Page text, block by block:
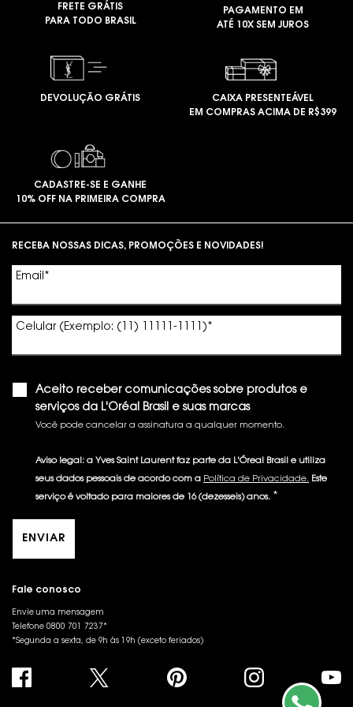
FRETE GRÁTIS
PARA TODO BRASIL
PAGAMENTO EM
ATÉ 10X SEM JUROS
DEVOLUÇÃO GRÁTIS
CAIXA PRESENTEÁVEL
EM COMPRAS ACIMA DE R$399
CADASTRE-SE E GANHE
10% OFF NA PRIMEIRA COMPRA
RECEBA NOSSAS DICAS, PROMOÇÕES E NOVIDADES!
Email *
Celular (Exemplo: (11) 11111-1111) *
Aceito receber comunicações sobre produtos e
serviços da L'Oréal Brasil e suas marcas
Você pode cancelar a assinatura a qualquer momento.​
Aviso legal: a Yves Saint Laurent faz parte da L'Óreal Brasil e utiliza
seus dados pessoais de acordo com a Política de Privacidade. Este
serviço é voltado para maiores de 16 (dezesseis) anos. *
ENVIAR
Fale conosco
Envie uma mensagem
Telefone 0800 701 7237*
*Segunda a sexta, de 9h às 19h (exceto feriados)